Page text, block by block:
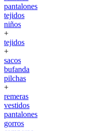
pantalones
tejidos
niños
+
tejidos
+
sacos
bufanda
pilchas
+
remeras
vestidos
pantalones
gorros